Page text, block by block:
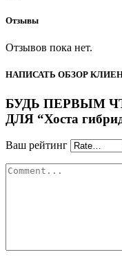
Отзывы
Отзывов пока нет.
НАПИСАТЬ ОБЗОР
БУДЬ ПЕРВЫМ
ДЛЯ “Хоста
Ваш рейтинг